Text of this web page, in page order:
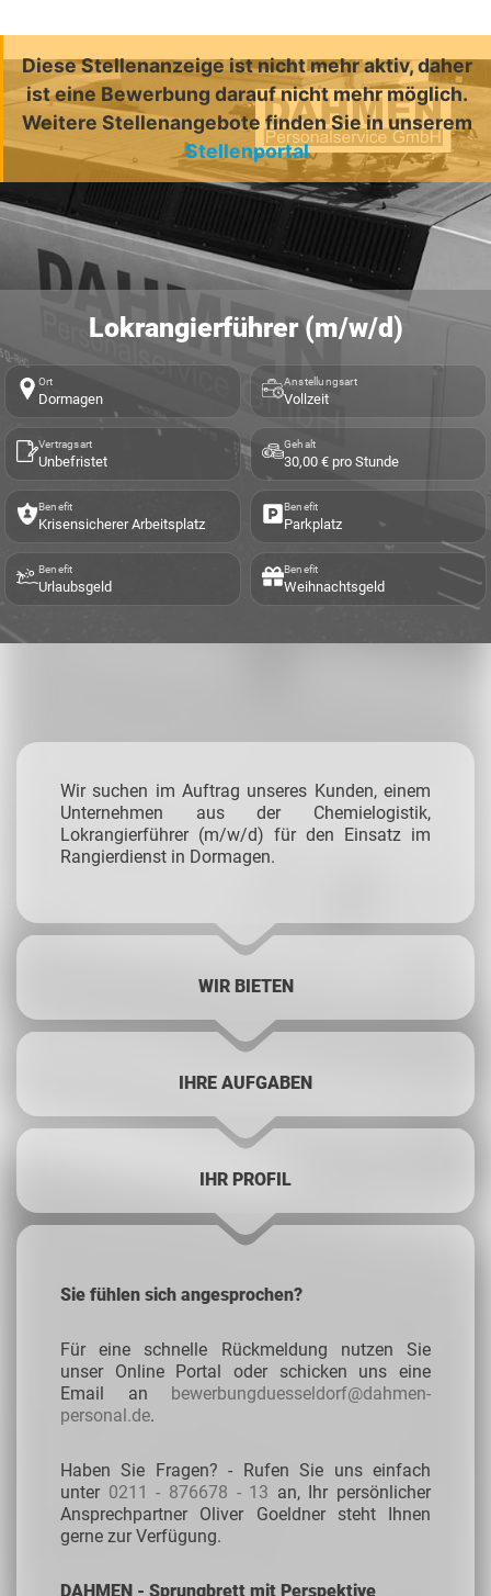
Diese Stellenanzeige ist nicht mehr aktiv, daher
ist eine Bewerbung darauf nicht mehr möglich.
Weitere Stellenangebote finden Sie in unserem
Stellenportal
Lokrangierführer (m/w/d)
Ort
Dormagen
Anstellungsart
Vollzeit
Vertragsart
Unbefristet
Gehalt
30,00 € pro Stunde
Benefit
Krisensicherer Arbeitsplatz
Benefit
Parkplatz
Benefit
Urlaubsgeld
Benefit
Weihnachtsgeld
Wir suchen im Auftrag unseres Kunden, einem
Unternehmen aus der Chemielogistik,
Lokrangierführer (m/w/d) für den Einsatz im
Rangierdienst in Dormagen.
WIR BIETEN
IHRE AUFGABEN
IHR PROFIL
Sie fühlen sich angesprochen?
Für eine schnelle Rückmeldung nutzen Sie
unser Online Portal oder schicken uns eine
Email an bewerbungduesseldorf@dahmen-
personal.de.
Haben Sie Fragen? - Rufen Sie uns einfach
unter 0211 - 876678 - 13 an, Ihr persönlicher
Ansprechpartner Oliver Goeldner steht Ihnen
gerne zur Verfügung.
DAHMEN - Sprungbrett mit Perspektive